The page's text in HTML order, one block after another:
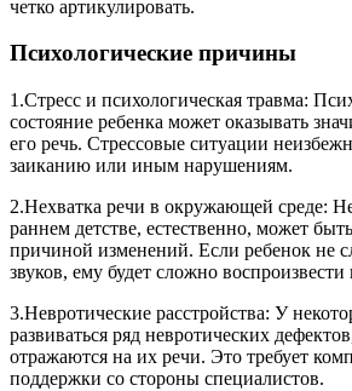
четко артикулировать.
Психологические причины
1.Стресс и психологическая травма:
состояние ребенка может оказывать
его речь. Стрессовые ситуации
заиканию или иным нарушениям.
2.Нехватка речи в окружающей среде:
раннем детстве, естественно, может
причиной изменений. Если ребенок не
звуков, ему будет сложно
3.Невротические расстройства: У
развиваться ряд невротических
отражаются на их речи. Это требует
поддержки со стороны специалистов.